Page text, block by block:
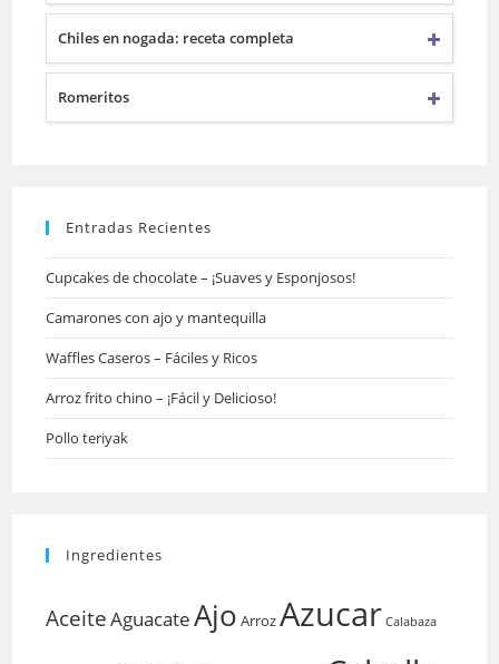
Chiles en nogada: receta completa
Romeritos
Entradas Recientes
Cupcakes de chocolate – ¡Suaves y Esponjosos!
Camarones con ajo y mantequilla
Waffles Caseros – Fáciles y Ricos
Arroz frito chino – ¡Fácil y Delicioso!
Pollo teriyak
Ingredientes
AceiteAguacateAjo ArrozAzucar Calabaza